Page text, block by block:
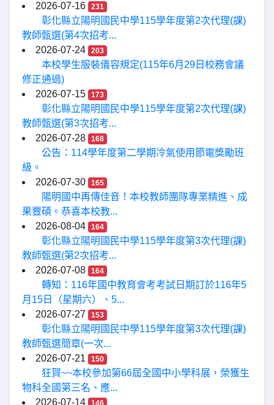
2026-07-16
231
彰化縣立陽明國民中學115學年度第2次代理(課)
教師甄選(第4次招考...
2026-07-24
203
本校學生服裝儀容規定(115年6月29日校務會議
修正通過)
2026-07-15
173
彰化縣立陽明國民中學115學年度第2次代理(課)
教師甄選(第3次招考...
2026-07-28
168
公告：114學年度第二學期冷氣使用節電獎勵班
級。
2026-07-30
165
陽明國中再傳佳音！本校教師團隊專業精進、成
果豐碩。恭喜本校教...
2026-08-04
164
彰化縣立陽明國民中學115學年度第3次代理(課)
教師甄選(第2次招考...
2026-07-08
164
轉知：116年國中教育會考考試日期訂於116年5
月15日（星期六）、5...
2026-07-27
153
彰化縣立陽明國民中學115學年度第3次代理(課)
教師甄選簡章(一次...
2026-07-21
150
狂賀~~本校參加第66屆全國中小學科展，榮獲生
物科全國第三名、應...
2026-07-14
146